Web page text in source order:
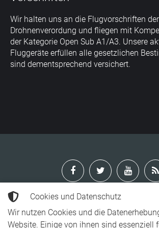
Wir halten uns an die Flugvorschriften
Drohnenverordung und fliegen mit
der Kategorie Open Sub A1/A3. Unsere
Fluggeräte erfüllen alle gesetzlichen
sind dementsprechend versichert.
Jeglicher auf dieser Webseite gelistete
Cookies und Datenschutz
Wir nutzen Cookies und die
Website. Einige von ihnen sind essenziell